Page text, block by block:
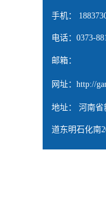
手机：
电话：0373-
邮箱：
网址： http://
地址： 河南省
道东明石化南